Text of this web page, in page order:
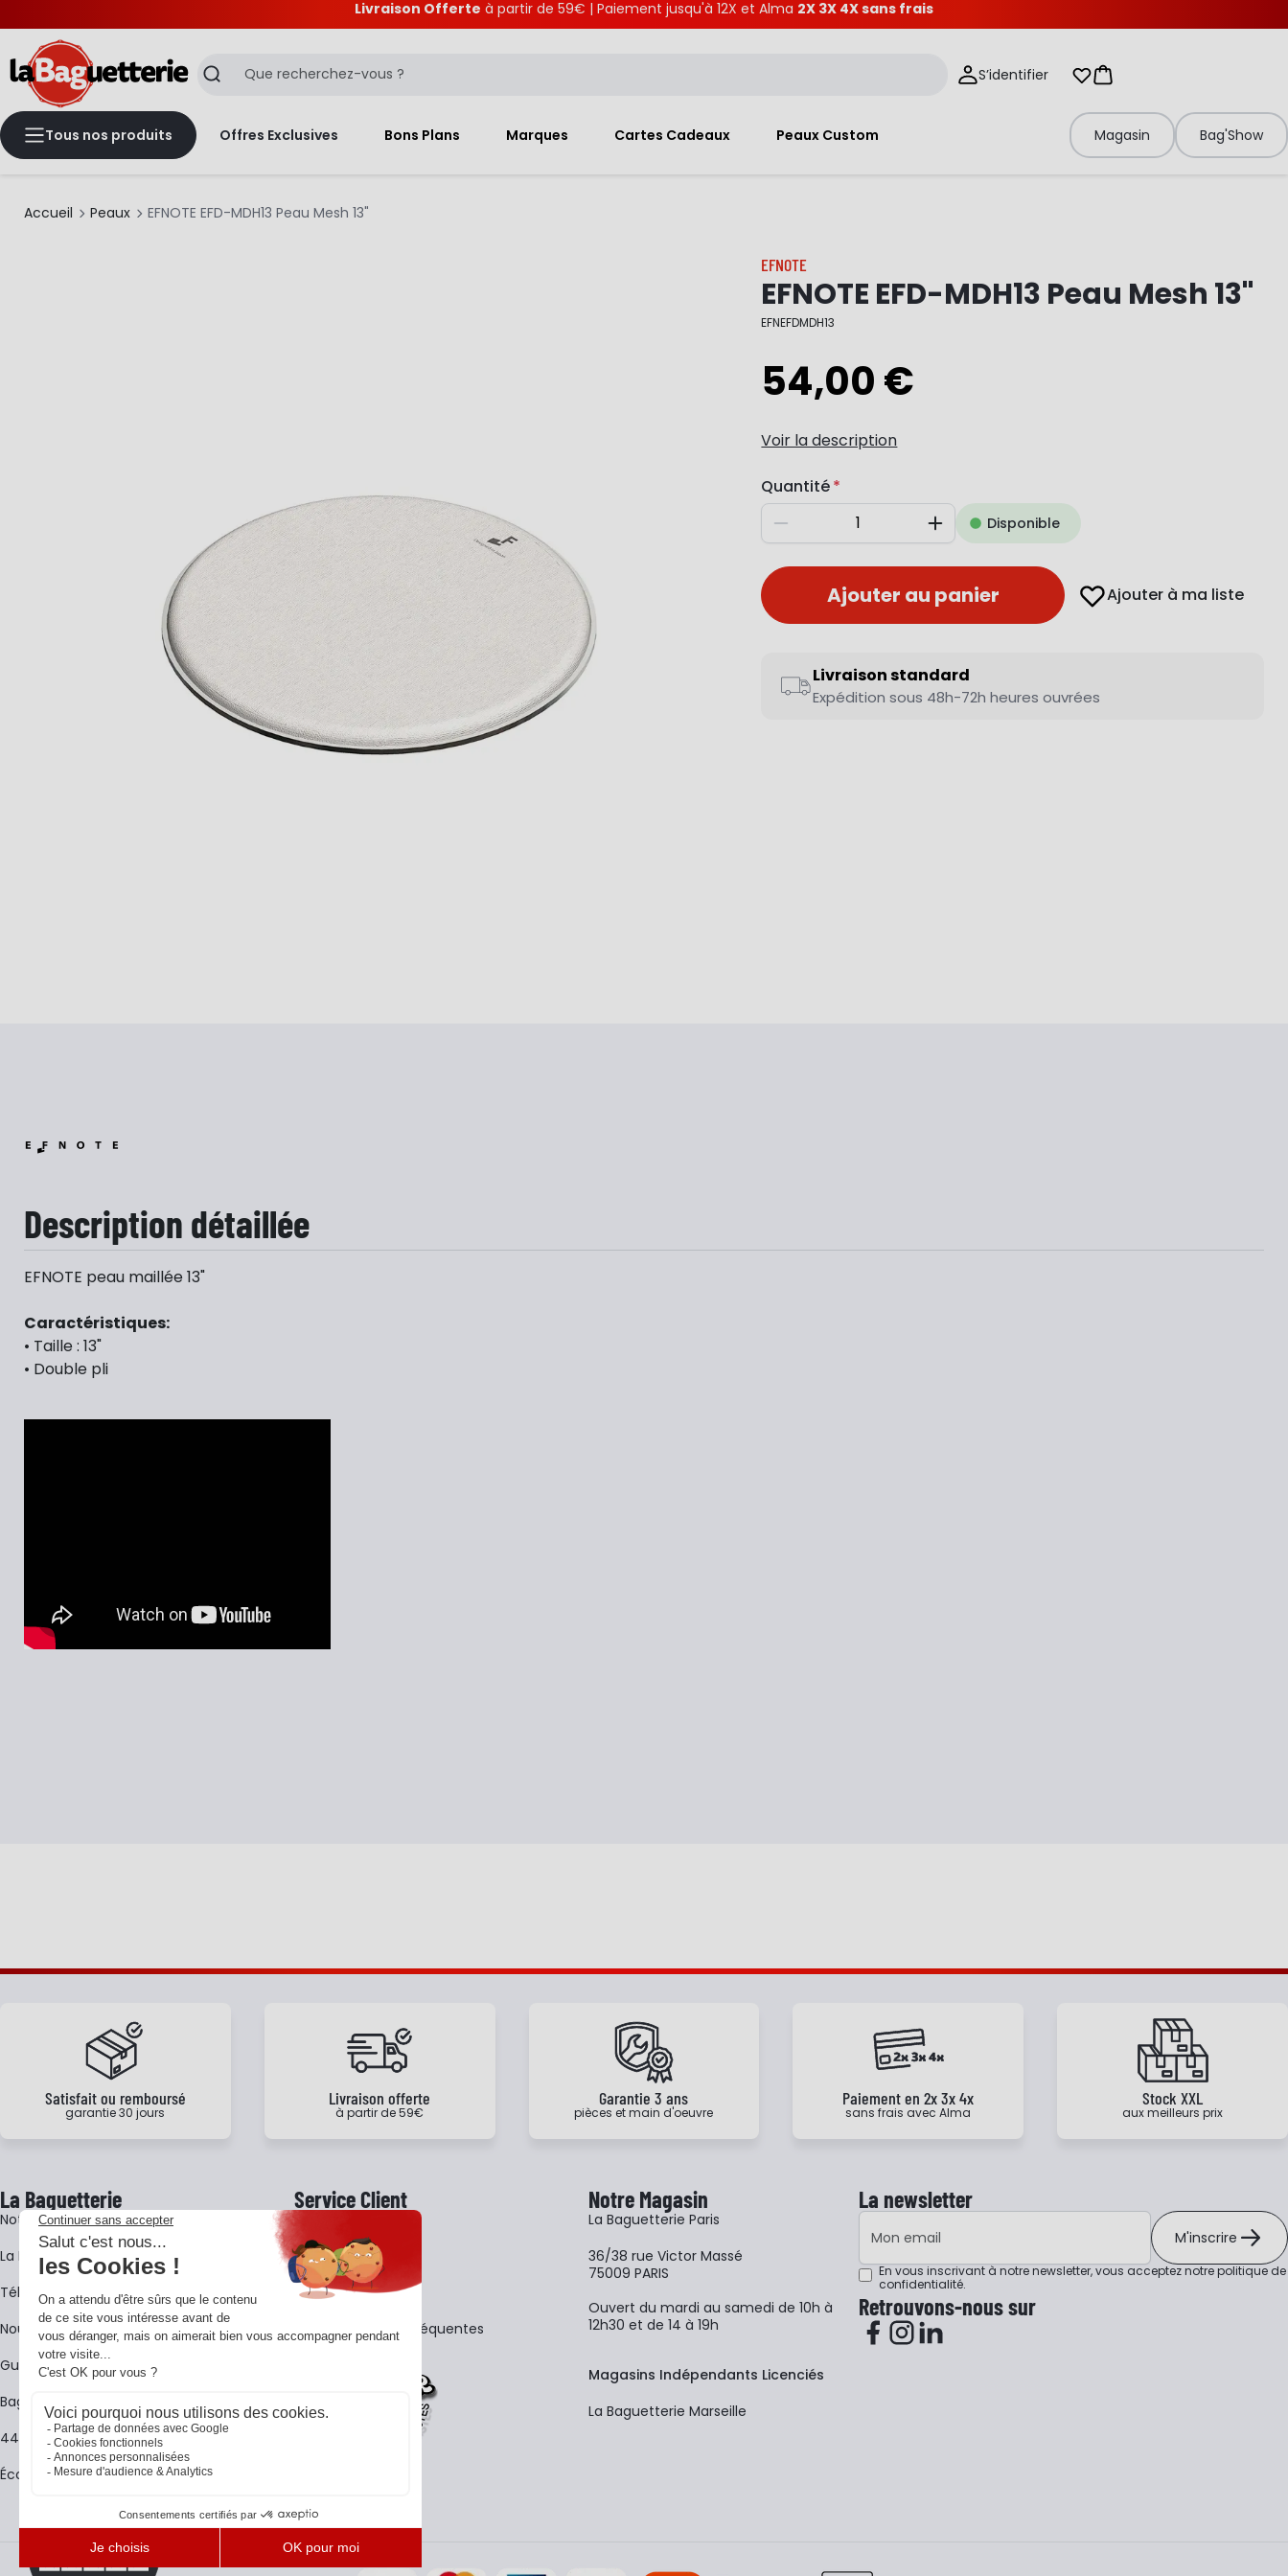
Livraison Offerte à partir de 59€ | Paiement jusqu'à 12X et Alma 2X 3X 4X sans frais
Recherche S’identifier Mes listes d'envies
Panier
Tous nos produits Offres Exclusives Bons Plans Marques Cartes Cadeaux Peaux Custom Magasin Bag'Show
Accueil Peaux EFNOTE EFD-MDH13 Peau Mesh 13"
EFNOTE
EFNOTE EFD-MDH13 Peau Mesh 13"
EFNEFDMDH13
54,00 €
Voir la description
Quantité
Diminuer AugmenterDisponible
Ajouter au panier Ajouter à ma liste
Livraison standard
Expédition sous 48h-72h heures ouvrées
Description détaillée
EFNOTE peau maillée 13"
Caractéristiques:
• Taille : 13"
• Double pli
Satisfait ou remboursé
garantie 30 jours
Livraison offerte
à partir de 59€
Garantie 3 ans
pièces et main d'oeuvre
Paiement en 2x 3x 4x
sans frais avec Alma
Stock XXL
aux meilleurs prix
La Baguetterie
Notre histoire
La BagShow
​Télécharger le catalogue
Nous contacter
Guides La Baguetterie
Baguetterie Shop Online
44 ans de rencontres
Écoles
Service Client
Garantie 3 ans
CGV
FAQ - Questions Fréquentes
Notre Magasin
La Baguetterie Paris
36/38 rue Victor Massé
75009 PARIS
Ouvert du mardi au samedi de 10h à
12h30 et de 14 à 19h
Magasins Indépendants Licenciés
La Baguetterie Marseille
La newsletter
Adresse e-mail
M'inscrire
En vous inscrivant à notre newsletter, vous acceptez notrepolitique de
confidentialité.
Retrouvons-nous sur